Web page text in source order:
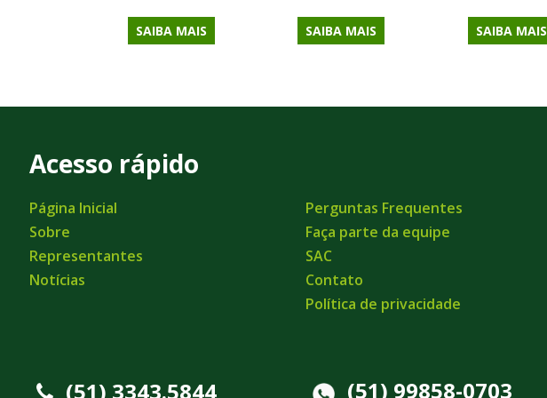
SAIBA MAIS SAIBA MAIS SAIBA MAIS
Acesso rápido
Página Inicial
Sobre
Representantes
Notícias
Perguntas Frequentes
Faça parte da equipe
SAC
Contato
Política de privacidade
(51) 3343.5844 (51) 99858-0703